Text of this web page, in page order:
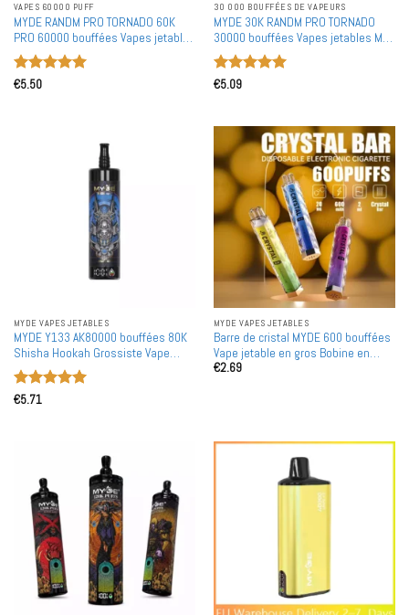
VAPES 60000 PUFF
MYDE RANDM PRO TORNADO 60K
PRO 60000 bouffées Vapes jetables
Premium Double bobine maille
Achat en gros en vrac
Note
€5.50
30 000 BOUFFÉES DE VAPEURS
MYDE 30K RANDM PRO TORNADO
30000 bouffées Vapes jetables MTL
Affichage LED intelligent Lueur RGB
Achat en gros en vrac
Note
€5.09
MYDE VAPES JETABLES
MYDE Y133 AK80000 bouffées 80K
Shisha Hookah Grossiste Vape
jetable Écran LED Achat en gros
Note
€5.71
MYDE VAPES JETABLES
Barre de cristal MYDE 600 bouffées
Vape jetable en gros Bobine en
maille
€2.69